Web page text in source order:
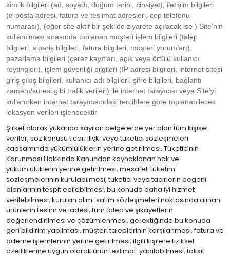
kimlik bilgileri (ad, soyadı, doğum tarihi, cinsiyet), iletişim bilgileri
(e-posta adresi, fatura ve teslimat adresleri, cep telefonu
numarası), (eğer site aktif bir şekilde ziyarete açılacak ise ) Site’nin
kullanılması sırasında toplanan müşteri işlem bilgileri (talep
bilgileri, sipariş bilgileri, fatura bilgileri, müşteri yorumları),
pazarlama bilgileri (çerez kayıtları, açık veya örtülü kullanıcı
reytingleri), işlem güvenliği bilgileri (IP adresi bilgileri, internet sitesi
giriş çıkış bilgileri, kullanıcı adı bilgileri, şifre bilgileri, bağlantı
zamanı/süresi gibi trafik verileri) ile internet tarayıcısı veya Site’yi
kullanırken internet tarayıcısındaki tercihlere göre toplanabilecek
lokasyon verileri işlenecektir.
Şirket olarak yukarıda sayılan belgelerde yer alan tüm kişisel
veriler, söz konusu ticari ilişki veya tüketici sözleşmeleri
kapsamında yükümlülüklerin yerine getirilmesi, Tüketicinin
Korunması Hakkında Kanundan kaynaklanan hak ve
yükümlülüklerin yerine getirilmesi, mesafeli tüketim
sözleşmelerinin kurulabilmesi, tüketici veya tacirlerin beğeni
alanlarının tespit edilebilmesi, bu konuda daha iyi hizmet
verilebilmesi, kurulan alım-satım sözleşmeleri noktasında alınan
ürünlerin teslim ve iadesi, tüm talep ve şikâyetlerin
değerlendirilmesi ve çözümlenmesi, gerektiğinde bu konuda
geri bildirim yapılması, müşteri taleplerinin karşılanması, fatura ve
ödeme işlemlerinin yerine getirilmesi, ilgili kişilere fiziksel
özelliklerine uygun olarak ürün teslimatı yapılabilmesi, taksit